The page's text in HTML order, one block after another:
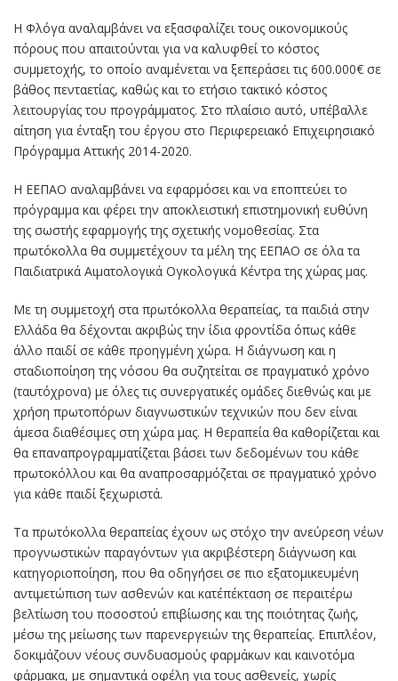
Η Φλόγα αναλαμβάνει να εξασφαλίζει τους οικονομικούς
πόρους που απαιτούνται για να καλυφθεί το κόστος
συμμετοχής, το οποίο αναμένεται να ξεπεράσει τις 600.000€ σε
βάθος πενταετίας, καθώς και το ετήσιο τακτικό κόστος
λειτουργίας του προγράμματος. Στο πλαίσιο αυτό, υπέβαλλε
αίτηση για ένταξη του έργου στο Περιφερειακό Επιχειρησιακό
Πρόγραμμα Αττικής 2014-2020.
Η ΕΕΠΑΟ αναλαμβάνει να εφαρμόσει και να εποπτεύει το
πρόγραμμα και φέρει την αποκλειστική επιστημονική ευθύνη
της σωστής εφαρμογής της σχετικής νομοθεσίας. Στα
πρωτόκολλα θα συμμετέχουν τα μέλη της ΕΕΠΑΟ σε όλα τα
Παιδιατρικά Αιματολογικά Ογκολογικά Κέντρα της χώρας μας.
Με τη συμμετοχή στα πρωτόκολλα θεραπείας, τα παιδιά στην
Ελλάδα θα δέχονται ακριβώς την ίδια φροντίδα όπως κάθε
άλλο παιδί σε κάθε προηγμένη χώρα. Η διάγνωση και η
σταδιοποίηση της νόσου θα συζητείται σε πραγματικό χρόνο
(ταυτόχρονα) με όλες τις συνεργατικές ομάδες διεθνώς και με
χρήση πρωτοπόρων διαγνωστικών τεχνικών που δεν είναι
άμεσα διαθέσιμες στη χώρα μας. Η θεραπεία θα καθορίζεται και
θα επαναπρογραμματίζεται βάσει των δεδομένων του κάθε
πρωτοκόλλου και θα αναπροσαρμόζεται σε πραγματικό χρόνο
για κάθε παιδί ξεχωριστά.
Τα πρωτόκολλα θεραπείας έχουν ως στόχο την ανεύρεση νέων
προγνωστικών παραγόντων για ακριβέστερη διάγνωση και
κατηγοριοποίηση, που θα οδηγήσει σε πιο εξατομικευμένη
αντιμετώπιση των ασθενών και κατ΄επέκταση σε περαιτέρω
βελτίωση του ποσοστού επιβίωσης και της ποιότητας ζωής,
μέσω της μείωσης των παρενεργειών της θεραπείας. Επιπλέον,
δοκιμάζουν νέους συνδυασμούς φαρμάκων και καινοτόμα
φάρμακα, με σημαντικά οφέλη για τους ασθενείς, χωρίς